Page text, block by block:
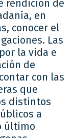
rendición de
en
conocer el
Las
la vida e
de
con las
que
distintos
a
último